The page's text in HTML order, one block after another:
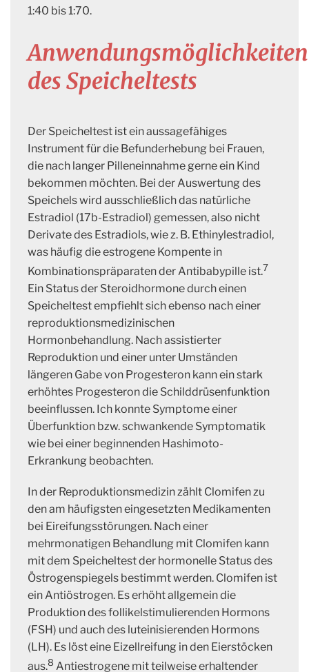
1:40 bis 1:70.
Anwendungsmöglichkeiten
des Speicheltests
Der Speicheltest ist ein aussagefähiges
Instrument für die Befunderhebung bei Frauen,
die nach langer Pilleneinnahme gerne ein Kind
bekommen möchten. Bei der Auswertung des
Speichels wird ausschließlich das natürliche
Estradiol (17b-Estradiol) gemessen, also nicht
Derivate des Estradiols, wie z. B. Ethinylestradiol,
was häufig die estrogene Kompente in
Kombinationspräparaten der Antibabypille ist.7
Ein Status der Steroidhormone durch einen
Speicheltest empfiehlt sich ebenso nach einer
reproduktionsmedizinischen
Hormonbehandlung. Nach assistierter
Reproduktion und einer unter Umständen
längeren Gabe von Progesteron kann ein stark
erhöhtes Progesteron die Schilddrüsenfunktion
beeinflussen. Ich konnte Symptome einer
Überfunktion bzw. schwankende Symptomatik
wie bei einer beginnenden Hashimoto-
Erkrankung beobachten.
In der Reproduktionsmedizin zählt Clomifen zu
den am häufigsten eingesetzten Medikamenten
bei Eireifungsstörungen. Nach einer
mehrmonatigen Behandlung mit Clomifen kann
mit dem Speicheltest der hormonelle Status des
Östrogenspiegels bestimmt werden. Clomifen ist
ein Antiöstrogen. Es erhöht allgemein die
Produktion des follikelstimulierenden Hormons
(FSH) und auch des luteinisierenden Hormons
(LH). Es löst eine Eizellreifung in den Eierstöcken
aus.8 Antiestrogene mit teilweise erhaltender